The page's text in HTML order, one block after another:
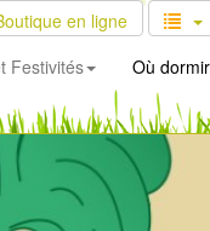
en ligne
Festivités Où